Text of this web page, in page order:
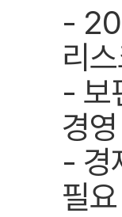
-
리
- 보
경
- 경
필요